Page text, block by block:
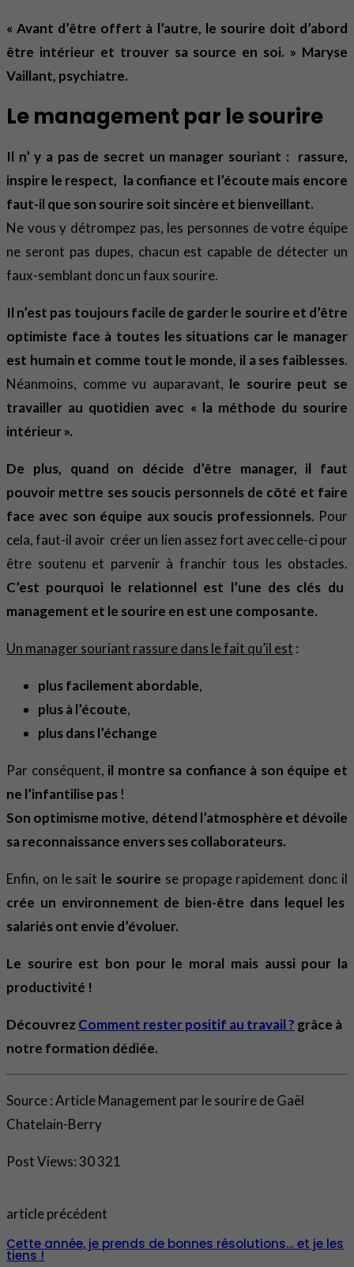
« Avant d’être offert à l’autre, le sourire doit d’abord
être intérieur et trouver sa source en soi. » Maryse
Vaillant, psychiatre.
Le management par le sourire
Il n’ y a pas de secret un manager souriant : rassure,
inspire le respect, la confiance et l’écoute mais encore
faut-il que son sourire soit sincère et bienveillant.
Ne vous y détrompez pas, les personnes de votre équipe
ne seront pas dupes, chacun est capable de détecter un
faux-semblant donc un faux sourire.
Il n’est pas toujours facile de garder le sourire et d’être
optimiste face à toutes les situations car le manager
est humain et comme tout le monde, il a ses faiblesses.
Néanmoins, comme vu auparavant, le sourire peut se
travailler au quotidien avec « la méthode du sourire
intérieur ».
De plus, quand on décide d’être manager, il faut
pouvoir mettre ses soucis personnels de côté et faire
face avec son équipe aux soucis professionnels. Pour
cela, faut-il avoir créer un lien assez fort avec celle-ci pour
être soutenu et parvenir à franchir tous les obstacles.
C’est pourquoi le relationnel est l’une des clés du
management et le sourire en est une composante.
Un manager souriant rassure dans le fait qu’il est :
plus facilement abordable,
plus à l’écoute,
plus dans l’échange
Par conséquent, il montre sa confiance à son équipe et
ne l’infantilise pas !
Son optimisme motive, détend l’atmosphère et dévoile
sa reconnaissance envers ses collaborateurs.
Enfin, on le sait le sourire se propage rapidement donc il
crée un environnement de bien-être dans lequel les
salariés ont envie d’évoluer.
Le sourire est bon pour le moral mais aussi pour la
productivité !
Découvrez Comment rester positif au travail ? grâce à
notre formation dédiée.
Source : Article Management par le sourire de Gaël
Chatelain-Berry
Post Views:30 321
article précédent
Cette année, je prends de bonnes résolutions… et je les
tiens !